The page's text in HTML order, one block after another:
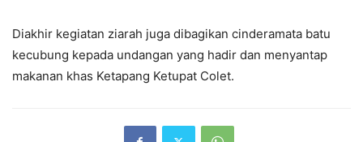
Diakhir kegiatan ziarah juga dibagikan cinderamata batu
kecubung kepada undangan yang hadir dan menyantap
makanan khas Ketapang Ketupat Colet.